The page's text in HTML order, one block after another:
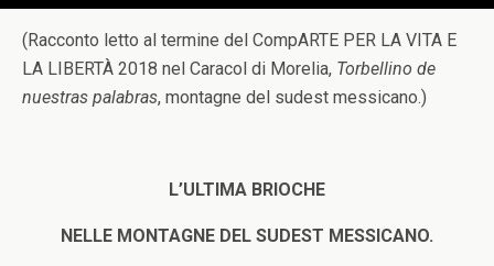
(Racconto letto al termine del CompARTE PER LA VITA E
LA LIBERTÀ 2018 nel Caracol di Morelia, Torbellino de
nuestras palabras, montagne del sudest messicano.)
L’ULTIMA BRIOCHE
NELLE MONTAGNE DEL SUDEST MESSICANO.